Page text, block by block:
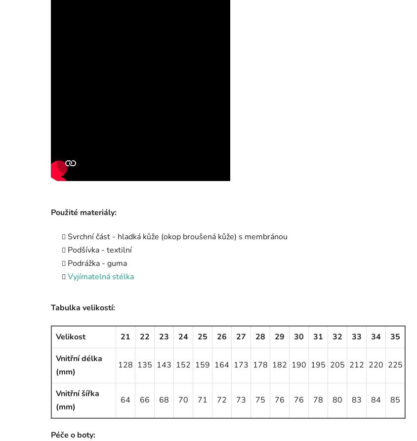
Použité materiály:
Svrchní část - hladká kůže (okop broušená kůže) s membránou
Podšívka - textilní
Podrážka - guma
Vyjímatelná stélka
Tabulka velikostí:
Velikost 21 22 23 24 25 26 27 28 29 30 31 32 33 34
35
Vnitřní délka
(mm)
128 135 143 152 159 164 173 178 182 190 195 205 212 220 225
Vnitřní šířka
(mm)
64 66 68 70 71 72 73 75 76 76 78 80 83 84 85
Péče o boty: